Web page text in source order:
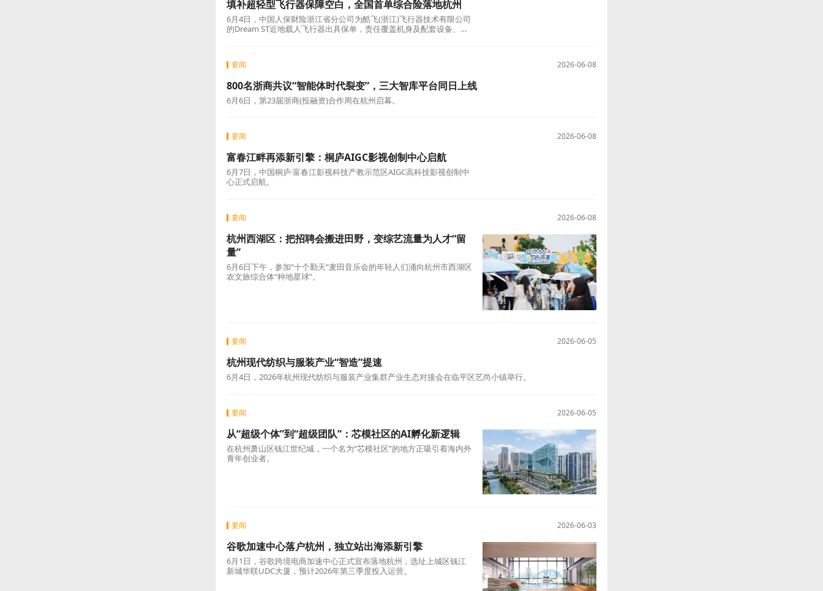
要闻
6月4日，中国人保财险浙江省分公司为酷飞(浙江)飞行器技术有限公司
上
800名浙商共议“智能体时代裂变”，三大智库平台同日上线
6月6日，第23届浙商(投融资)合作周在杭州启幕。
2026-06-08
心正式启航。
杭州西湖区：把招聘会搬进田野，变综艺流量为人才“留
量”
2026-06-05
要闻
杭州现代纺织与服装产业“智造”提速
6月4日，2026年杭州现代纺织与服装产业集群产业生态对接会在临平区艺尚小镇举行。